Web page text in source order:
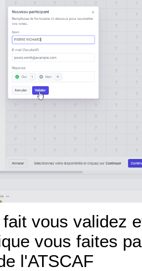
vous validez
vous faites
l'ATSCAF